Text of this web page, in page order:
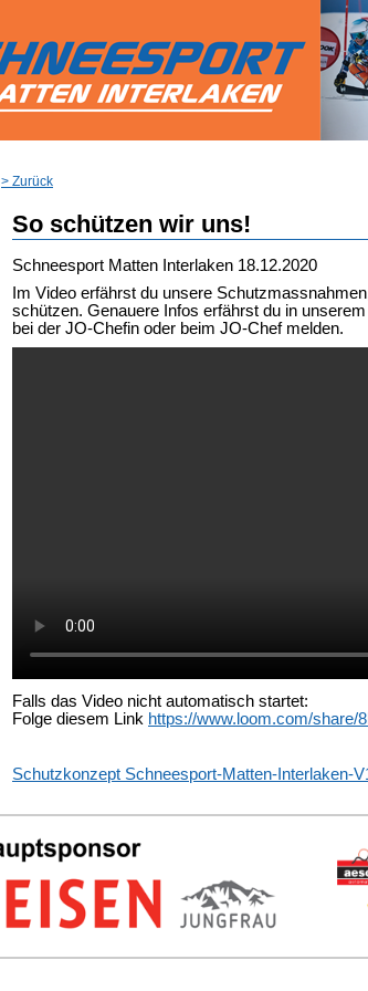
> Zurück
So schützen wir uns!
Schneesport Matten Interlaken 18.12.2020
Im Video erfährst du unsere
schützen. Genauere Infos erfährst du in
bei der JO-Chefin oder beim JO-Chef melden.
Falls das Video nicht automatisch startet:
Folge diesem Link https://www.loom.com/share/
Schutzkonzept Schneesport-Matten-Interlaken-